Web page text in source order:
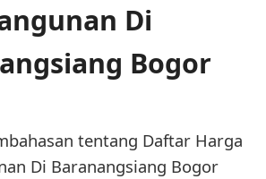
Di
Bogor
tentang Daftar Harga
Di Baranangsiang Bogor